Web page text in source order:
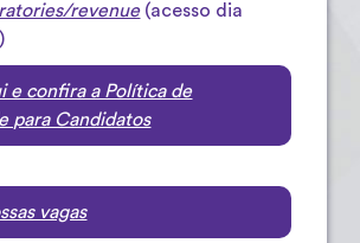
revenue(acesso dia
e confira a Política de
para Candidatos
vagas